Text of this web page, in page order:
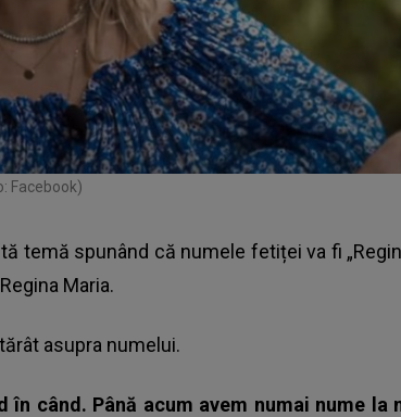
Facebook)
temă spunând că numele fetiței va fi
Maria.
asupra numelui.
în când. Până acum avem numai nume la